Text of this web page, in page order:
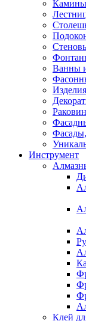
Камины
Ванны
Инструмент
Клей